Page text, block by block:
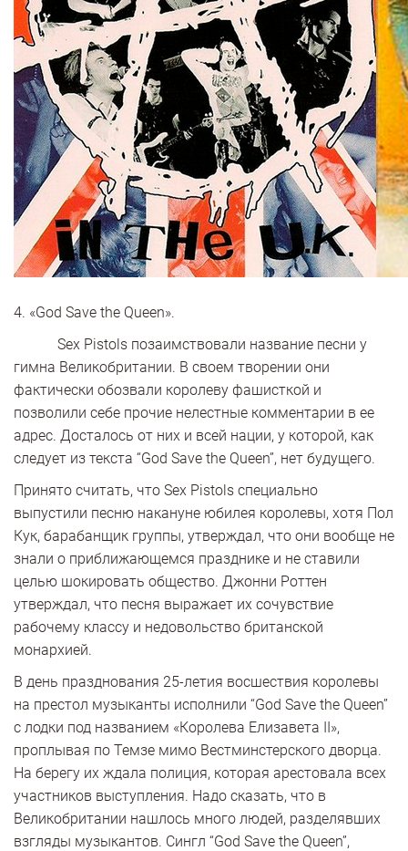
4. «God Save the Queen».
Sex Pistols позаимствовали название песни у
гимна Великобритании. В своем творении они
фактически обозвали королеву фашисткой и
позволили себе прочие нелестные комментарии в ее
адрес. Досталось от них и всей нации, у которой, как
следует из текста “God Save the Queen”, нет будущего.
Принято считать, что Sex Pistols специально
выпустили песню накануне юбилея королевы, хотя Пол
Кук, барабанщик группы, утверждал, что они вообще не
знали о приближающемся празднике и не ставили
целью шокировать общество. Джонни Роттен
утверждал, что песня выражает их сочувствие
рабочему классу и недовольство британской
монархией.
В день празднования 25-летия восшествия королевы
на престол музыканты исполнили “God Save the Queen”
с лодки под названием «Королева Елизавета II»,
проплывая по Темзе мимо Вестминстерского дворца.
На берегу их ждала полиция, которая арестовала всех
участников выступления. Надо сказать, что в
Великобритании нашлось много людей, разделявших
взгляды музыкантов. Сингл “God Save the Queen”,